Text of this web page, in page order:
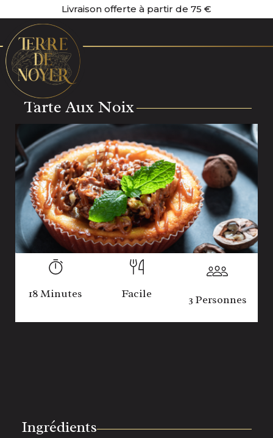
Livraison offerte à partir de 75 €
Tarte Aux Noix
18 Minutes Facile 3 Personnes
Ingrédients